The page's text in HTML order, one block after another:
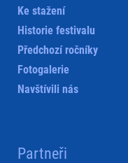
Ke stažení
Historie festivalu
Předchozí ročníky
Fotogalerie
Navštívili nás
Partneři